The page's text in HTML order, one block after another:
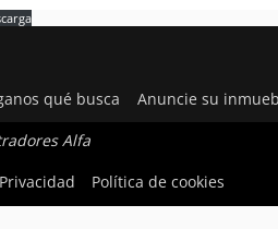
qué busca Anuncie su
Alfa
Política de cookies